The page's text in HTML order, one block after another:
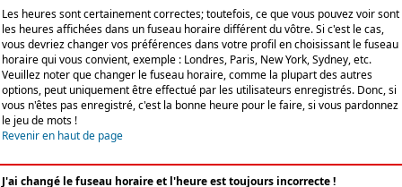
Les heures sont certainement correctes; toutefois, ce que vous pouvez voir sont
les heures affichées dans un fuseau horaire différent du vôtre. Si c'est le cas,
vous devriez changer vos préférences dans votre profil en choisissant le fuseau
horaire qui vous convient, exemple : Londres, Paris, New York, Sydney, etc.
Veuillez noter que changer le fuseau horaire, comme la plupart des autres
options, peut uniquement être effectué par les utilisateurs enregistrés. Donc, si
vous n'êtes pas enregistré, c'est la bonne heure pour le faire, si vous pardonnez
le jeu de mots !
Revenir en haut de page
J'ai changé le fuseau horaire et l'heure est toujours incorrecte !